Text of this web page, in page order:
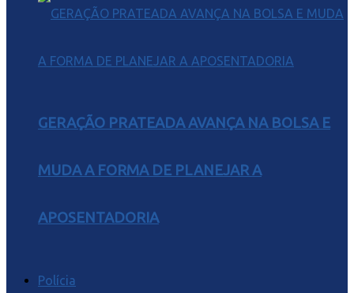
GERAÇÃO PRATEADA AVANÇA NA BOLSA E
MUDA A FORMA DE PLANEJAR A
APOSENTADORIA
Polícia